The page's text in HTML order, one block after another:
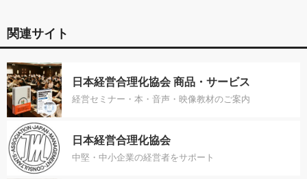
関連サイト
日本経営合理化協会 商品・サービス
経営セミナー・本・音声・映像教材のご案内
日本経営合理化協会
中堅・中小企業の経営者をサポート